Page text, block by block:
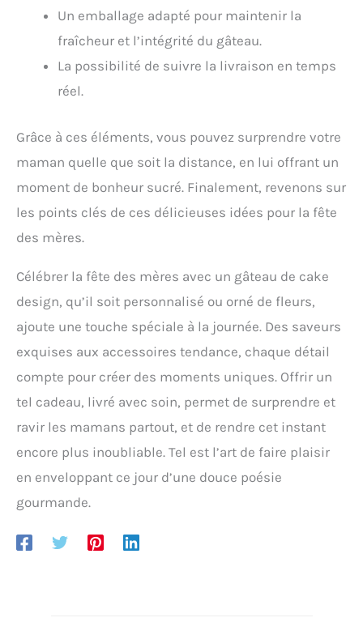
Un emballage adapté pour maintenir la
fraîcheur et l’intégrité du gâteau.
La possibilité de suivre la livraison en temps
réel.
Grâce à ces éléments, vous pouvez surprendre votre
maman quelle que soit la distance, en lui offrant un
moment de bonheur sucré. Finalement, revenons sur
les points clés de ces délicieuses idées pour la fête
des mères.
Célébrer la fête des mères avec un gâteau de cake
design, qu’il soit personnalisé ou orné de fleurs,
ajoute une touche spéciale à la journée. Des saveurs
exquises aux accessoires tendance, chaque détail
compte pour créer des moments uniques. Offrir un
tel cadeau, livré avec soin, permet de surprendre et
ravir les mamans partout, et de rendre cet instant
encore plus inoubliable. Tel est l’art de faire plaisir
en enveloppant ce jour d’une douce poésie
gourmande.